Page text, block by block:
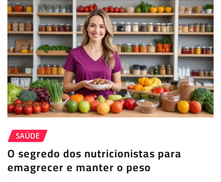
SAÚDE
O segredo dos nutricionistas para
emagrecer e manter o peso